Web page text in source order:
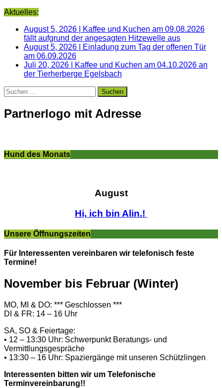
Aktuelles:
August 5, 2026
Kaffee und Kuchen am 09.08.2026
fällt aufgrund der angesagten Hitzewelle aus
August 5, 2026
Einladung zum Tag der offenen Tür
am 06.09.2026
Juli 20, 2026
Kaffee und Kuchen am 04.10.2026 an
der Tierherberge Egelsbach
Suchen
nach:
Partnerlogo mit Adresse
Hund des Monats
August
Hi, ich bin Alin.!
Unsere Öffnungszeiten
Für Interessenten vereinbaren wir telefonisch feste
Termine!
November bis Februar (Winter)
MO, MI & DO: *** Geschlossen ***
DI & FR: 14 – 16 Uhr
SA, SO & Feiertage:
• 12 – 13:30 Uhr: Schwerpunkt Beratungs- und
Vermittlungsgespräche
• 13:30 – 16 Uhr: Spaziergänge mit unseren Schützlingen
Interessenten bitten wir um Telefonische
Terminvereinbarung!!